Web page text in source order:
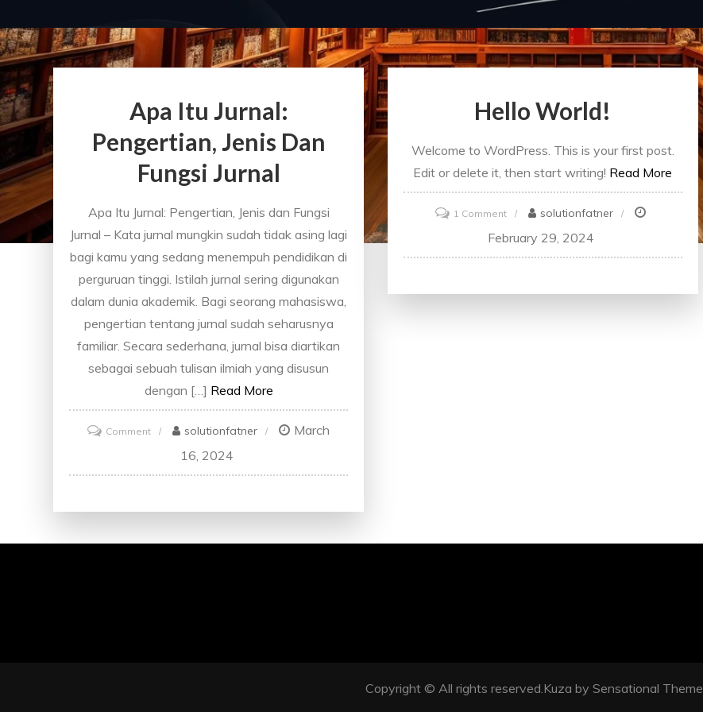
Apa Itu Jurnal:
Pengertian, Jenis Dan
Fungsi Jurnal
Apa Itu Jurnal: Pengertian, Jenis dan Fungsi
Jurnal – Kata jurnal mungkin sudah tidak asing lagi
bagi kamu yang sedang menempuh pendidikan di
perguruan tinggi. Istilah jurnal sering digunakan
dalam dunia akademik. Bagi seorang mahasiswa,
pengertian tentang jurnal sudah seharusnya
familiar. Secara sederhana, jurnal bisa diartikan
sebagai sebuah tulisan ilmiah yang disusun
dengan […] Read More
Commenton
Itu
solutionfatner
March
16, 2024
Hello World!
Welcome to WordPress. This is your first post.
Edit or delete it, then start writing! Read More
1 Commenton
Hello
world!
solutionfatner
February 29, 2024
Copyright © All rights reserved.Kuza by Sensational Theme